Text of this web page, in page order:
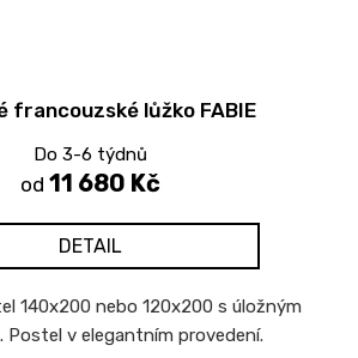
francouzské lůžko FABIE
Do 3-6 týdnů
od 11 680 Kč
DETAIL
140x200 nebo 120x200 s úložným
Postel v elegantním provedení.